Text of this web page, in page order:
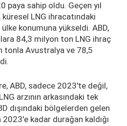
paya sahip oldu. Geçen yıl
LNG ihracatındaki
konumuna yükseldi. ABD,
84,3 milyon ton LNG ihraç
tonla Avustralya ve 78,5
ABD, sadece 2023'te değil,
arzının arkasındaki tek
dışındaki bölgelerden gelen
kadar durağan kaldığı